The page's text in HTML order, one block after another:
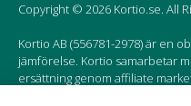
Copyright © 2026 Kortio.se. All
Kortio AB (556781-2978) är en
jämförelse. Kortio samarbetar
ersättning genom affiliate